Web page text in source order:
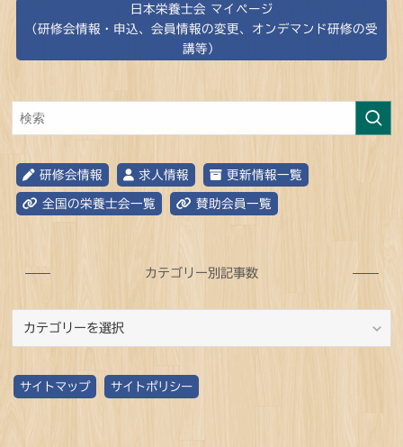
日本栄養士会 マイページ
（研修会情報・申込、会員情報の変更、オンデマンド研修の受
講等）
研修会情報 求人情報 更新情報一覧
全国の栄養士会一覧 賛助会員一覧
カテゴリー別記事数
テ
ゴ
リ
サイトマップ サイトポリシー